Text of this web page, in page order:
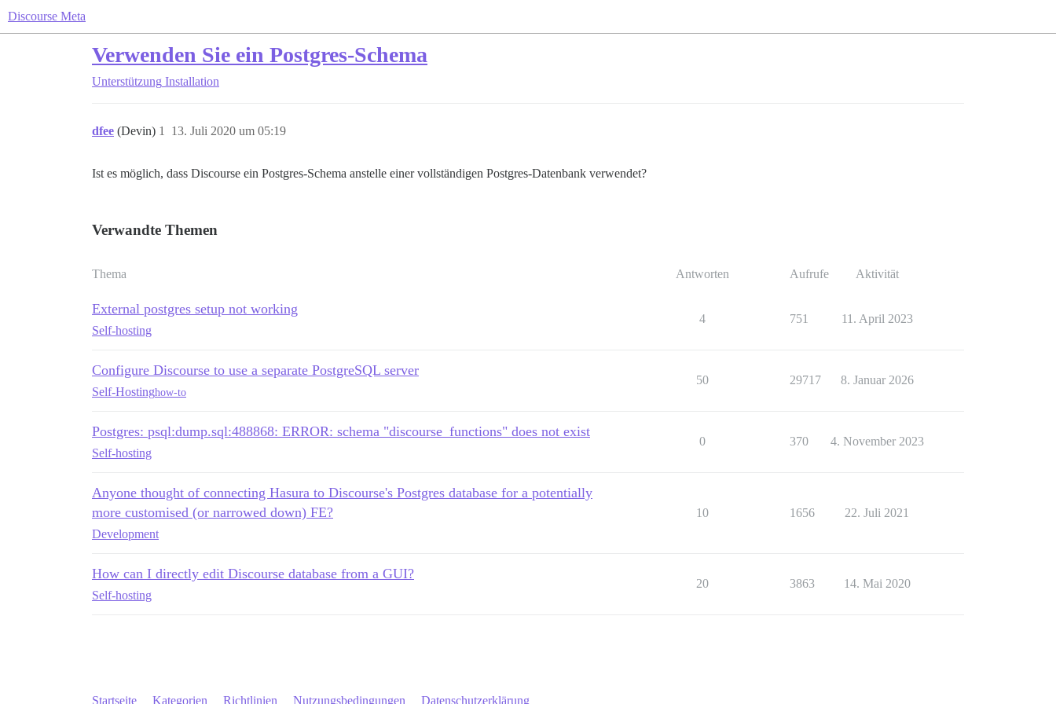
Discourse Meta
Verwenden Sie ein Postgres-Schema
Unterstützung Installation
dfee (Devin) 13. Juli 2020 um 05:19
1
Ist es möglich, dass Discourse ein Postgres-Schema anstelle einer vollständigen Postgres-Datenbank verwendet?
Verwandte Themen
Thema Antworten Aufrufe Aktivität
External postgres setup not working
Self-hosting
4 751 11. April 2023
Configure Discourse to use a separate PostgreSQL server
Self-Hostinghow-to
50 29717 8. Januar 2026
Postgres: psql:dump.sql:488868: ERROR: schema "discourse_functions" does not exist
Self-hosting
0 370 4. November 2023
Anyone thought of connecting Hasura to Discourse's Postgres database for a potentially
more customised (or narrowed down) FE?
Development
10 1656 22. Juli 2021
How can I directly edit Discourse database from a GUI?
Self-hosting
20 3863 14. Mai 2020
Startseite Kategorien Richtlinien Nutzungsbedingungen Datenschutzerklärung